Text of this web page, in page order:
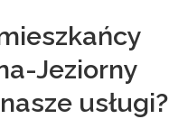
Jeziorny
usługi?